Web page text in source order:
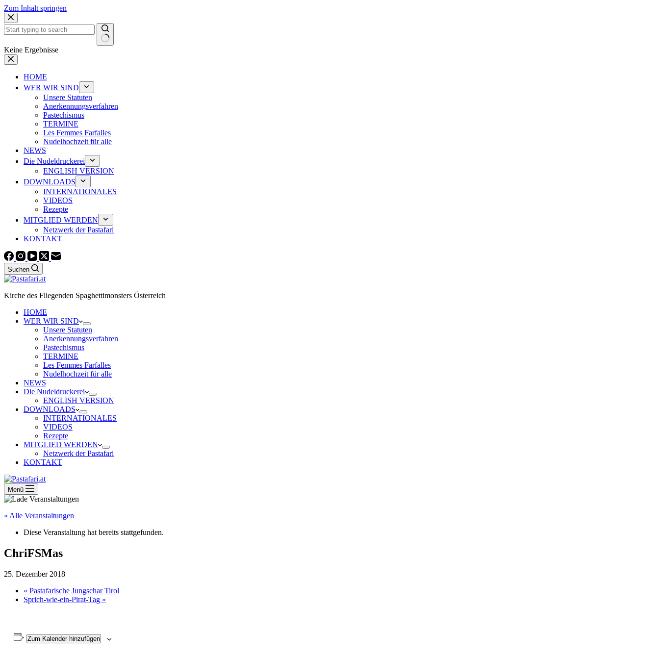
Zum Inhalt springen
Keine Ergebnisse
HOME
WER WIR SIND
Unsere Statuten
Anerkennungsverfahren
Pastechismus
TERMINE
Les Femmes Farfalles
Nudelhochzeit für alle
NEWS
Die Nudeldruckerei
ENGLISH VERSION
DOWNLOADS
INTERNATIONALES
VIDEOS
Rezepte
MITGLIED WERDEN
Netzwerk der Pastafari
KONTAKT
Suchen
Kirche des Fliegenden Spaghettimonsters Österreich
HOME
WER WIR SIND
Unsere Statuten
Anerkennungsverfahren
Pastechismus
TERMINE
Les Femmes Farfalles
Nudelhochzeit für alle
NEWS
Die Nudeldruckerei
ENGLISH VERSION
DOWNLOADS
INTERNATIONALES
VIDEOS
Rezepte
MITGLIED WERDEN
Netzwerk der Pastafari
KONTAKT
Menü
« Alle Veranstaltungen
Diese Veranstaltung hat bereits stattgefunden.
ChriFSMas
25. Dezember 2018
« Pastafarische Jungschar Tirol
Sprich-wie-ein-Pirat-Tag »
Zum Kalender hinzufügen